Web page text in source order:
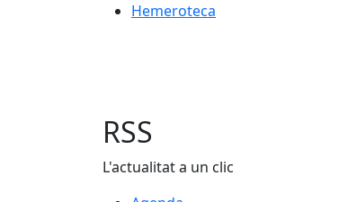
Hemeroteca
RSS
L'actualitat a un clic